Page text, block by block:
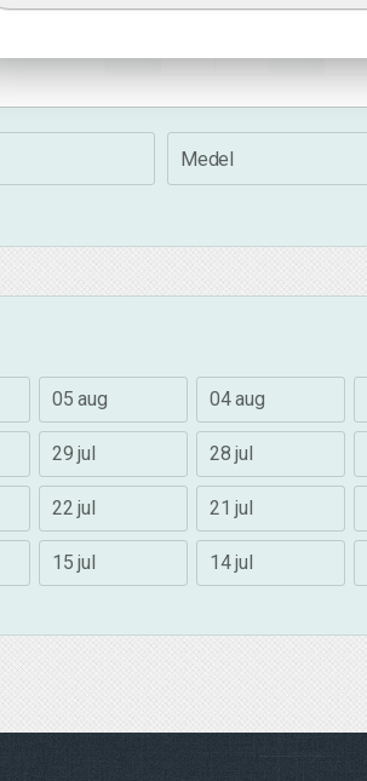
Medel
05 aug 04 aug
29 jul 28 jul
22 jul 21 jul
15 jul 14 jul